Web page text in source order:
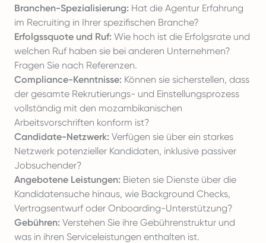
Branchen-Spezialisierung: Hat die Agentur Erfahrung
im Recruiting in Ihrer spezifischen Branche?
Erfolgssquote und Ruf: Wie hoch ist die Erfolgsrate und
welchen Ruf haben sie bei anderen Unternehmen?
Fragen Sie nach Referenzen.
Compliance-Kenntnisse: Können sie sicherstellen, dass
der gesamte Rekrutierungs- und Einstellungsprozess
vollständig mit den mozambikanischen
Arbeitsvorschriften konform ist?
Candidate-Netzwerk: Verfügen sie über ein starkes
Netzwerk potenzieller Kandidaten, inklusive passiver
Jobsuchender?
Angebotene Leistungen: Bieten sie Dienste über die
Kandidatensuche hinaus, wie Background Checks,
Vertragsentwurf oder Onboarding-Unterstützung?
Gebühren: Verstehen Sie ihre Gebührenstruktur und
was in ihren Serviceleistungen enthalten ist.